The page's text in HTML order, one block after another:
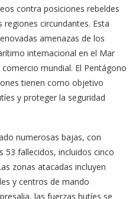
contra posiciones rebeldes
regiones circundantes. Esta
amenazas de los
internacional en el Mar
mundial. El Pentágono
tienen como objetivo
y proteger la seguridad
numerosas bajas, con
53 fallecidos, incluidos cinco
zonas atacadas incluyen
y centros de mando
las fuerzas hutíes se